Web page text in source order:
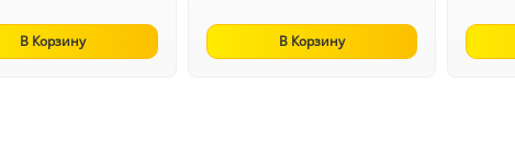
В Корзину В Корзину